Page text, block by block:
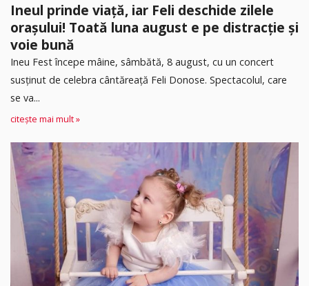
Ineul prinde viață, iar Feli deschide zilele
orașului! Toată luna august e pe distracție și
voie bună
Ineu Fest începe mâine, sâmbătă, 8 august, cu un concert
susținut de celebra cântăreață Feli Donose. Spectacolul, care
se va...
citește mai mult »